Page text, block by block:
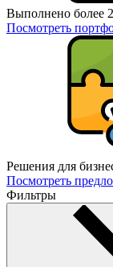
Выполнено более
Посмотреть
Решения для
Посмотреть
Фильтры